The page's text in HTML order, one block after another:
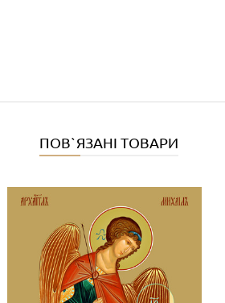
ПОВ`ЯЗАНІ ТОВАРИ